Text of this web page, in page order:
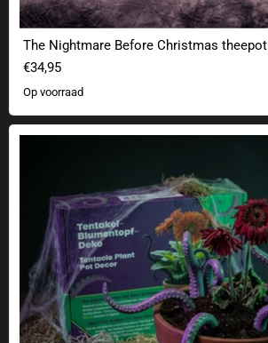
The Nightmare Before Christmas theepot
€34,95
Op voorraad